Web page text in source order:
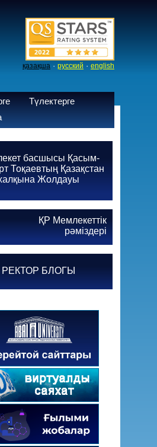
қазақша · русский · english
Түлектерге
басшысы Қасым-
Тоқаевтың Қазақстан
Жолдауы
ҚР Мемлекеттік
рәміздері
РЕКТОР БЛОГЫ